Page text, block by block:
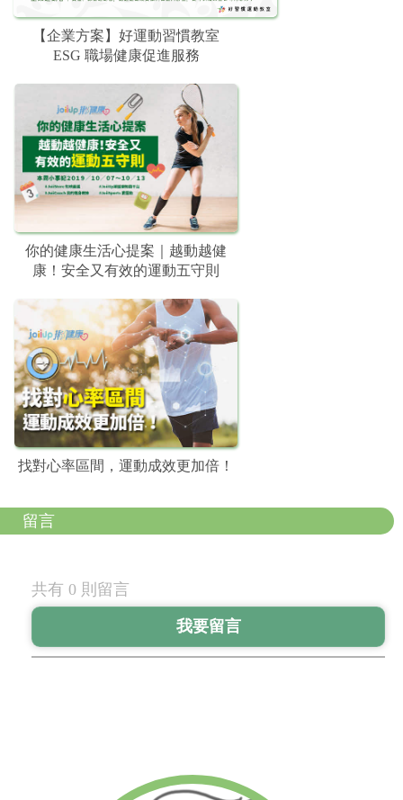
【企業方案】好運動習慣教室
ESG 職場健康促進服務
你的健康生活心提案｜越動越健
康！安全又有效的運動五守則
找對心率區間，運動成效更加倍！
留言
共有 0 則留言